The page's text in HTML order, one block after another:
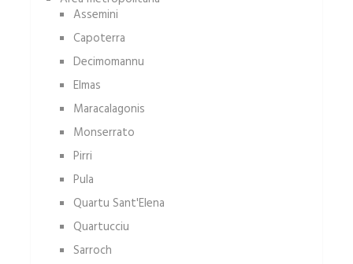
Assemini
Capoterra
Decimomannu
Elmas
Maracalagonis
Monserrato
Pirri
Pula
Quartu Sant'Elena
Quartucciu
Sarroch